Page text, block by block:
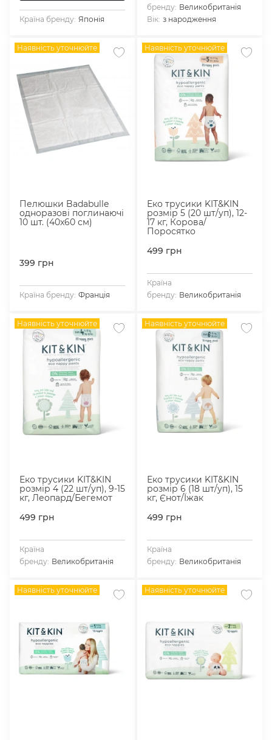
Країна бренду: Японія
бренду: Великобританія
Вік: з народження
Наявність уточнюйте
Пелюшки Badabulle
одноразові поглинаючі
10 шт. (40x60 см)
399 грн
Країна бренду: Франція
Наявність уточнюйте
Еко трусики KIT&KIN
розмір 5 (20 шт/уп), 12-
17 кг, Корова/
Поросятко
499 грн
Країна
бренду: Великобританія
Наявність уточнюйте
Еко трусики KIT&KIN
розмір 4 (22 шт/уп), 9-15
кг, Леопард/Бегемот
499 грн
Країна
бренду: Великобританія
Наявність уточнюйте
Еко трусики KIT&KIN
розмір 6 (18 шт/уп), 15
кг, Єнот/Їжак
499 грн
Країна
бренду: Великобританія
Наявність уточнюйте Наявність уточнюйте